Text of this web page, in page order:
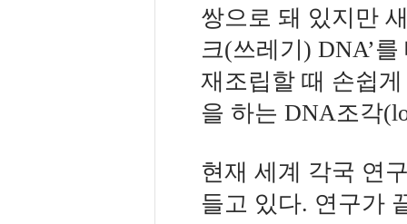
쌍으로 돼 있지만
크(쓰레기) DNA’
재조립할 때 손쉽
을 하는 DNA조각
현재 세계 각국 연
들고 있다. 연구가